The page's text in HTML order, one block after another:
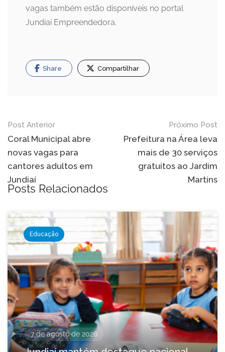
vagas também estão disponíveis no portal
Jundiaí Empreendedora.
Share Compartilhar
Navegação
de
Post
Post Anterior
Coral Municipal abre
novas vagas para
cantores adultos em
Jundiaí
Próximo Post
Prefeitura na Área leva
mais de 30 serviços
gratuitos ao Jardim
Martins
Posts Relacionados
Educação
7 de agosto de 2026